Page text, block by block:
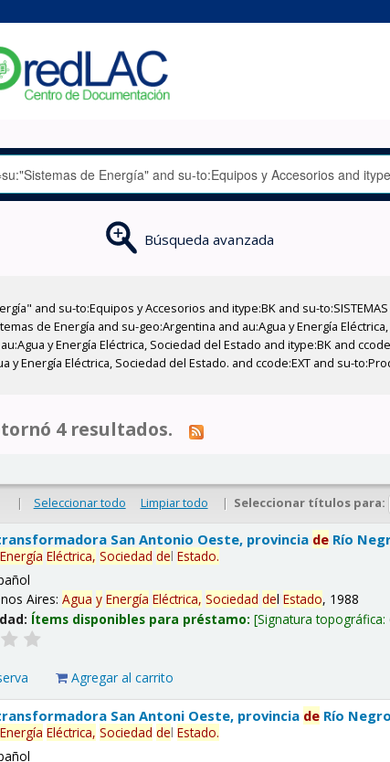
Búsqueda avanzada
and su-to:Equipos y Accesorios and itype:BK and su-
de Energía and su-geo:Argentina and au:Agua y Energía
y Energía Eléctrica, Sociedad del Estado and itype:BK and
Energía Eléctrica, Sociedad del Estado. and ccode:EXT and su-
4 resultados.
| Seleccionar todo Limpiar todo | Seleccionar títulos para:
San Antonio Oeste, provincia de Río
Energía Eléctrica, Sociedad delEstado.
Aires:Agua y Energía Eléctrica, Sociedad delEstado, 1988
Ítems disponibles para préstamo: Signatura topográfica:
Agregar al carrito
San Antoni Oeste, provincia de Río Negro
Energía Eléctrica, Sociedad delEstado.